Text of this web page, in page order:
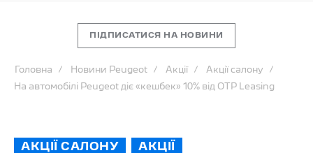
ПІДПИСАТИСЯ НА НОВИНИ
Головна Новини Peugeot Акції Акції салону
На автомобілі Peugeot діє «кешбек» 10% від OTP Leasing
АКЦІЇ САЛОНУ АКЦІЇ